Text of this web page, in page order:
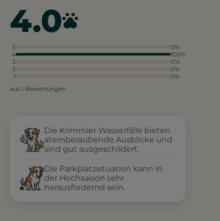
4.0
5
0%
4
100%
3
0%
2
0%
1
0%
aus 1 Bewertungen
Die Krimmler Wasserfälle bieten
atemberaubende Ausblicke und
sind gut ausgeschildert.
Die Parkplatzsituation kann in
der Hochsaison sehr
herausfordernd sein.